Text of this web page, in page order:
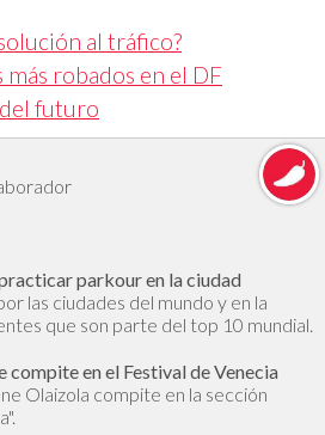
al tráfico?
más robados en el DF
futuro
parkour en la ciudad
las ciudades del mundo y en la
que son parte del top 10 mundial.
compite en el Festival de Venecia
Olaizola compite en la sección